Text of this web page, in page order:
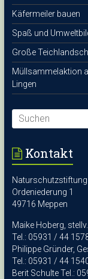
Käfermeiler bauen
Spaß und
Große
Müllsammelaktion
Lingen
Kontakt
Ordeniederung 1
49716 Meppen
Maike Hoberg,
Tel.: 05931 / 44
Philippe Gründer,
Tel.: 05931 / 44
Berit Schulte Tel.: